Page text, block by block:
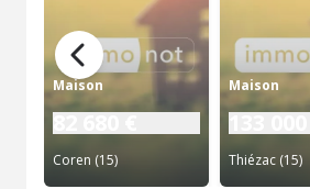
Maison
Coren (15)
Maison
Thiézac (15)